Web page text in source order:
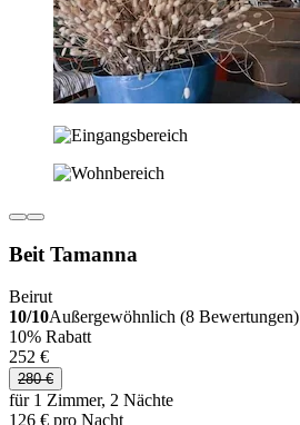
Beit Tamanna
Beirut
10/10Außergewöhnlich (8 Bewertungen)
10% Rabatt
252 €
280 €
für 1 Zimmer, 2 Nächte
126 € pro Nacht